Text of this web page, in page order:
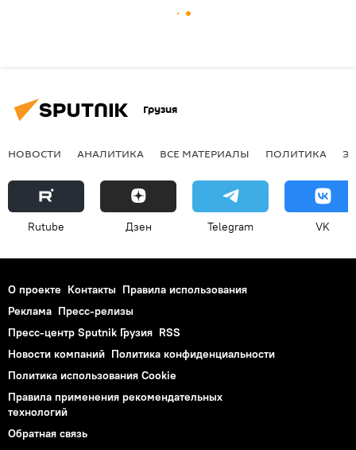
Грузия
НОВОСТИ АНАЛИТИКА ВСЕ МАТЕРИАЛЫ ПОЛИТИКА
Rutube Дзен Telegram VK
О проекте Контакты Правила использования
Реклама Пресс-релизы
Пресс-центр Sputnik Грузия RSS
Новости компаний Политика конфиденциальности
Политика использования Cookie
Правила применения рекомендательных
технологий
Обратная связь